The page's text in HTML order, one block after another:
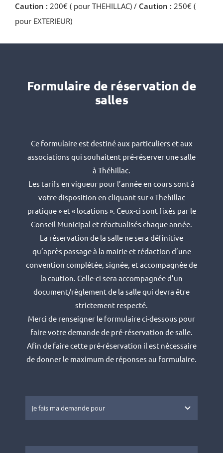
Caution : 200€ ( pour THEHILLAC) / Caution : 250€ (
pour EXTERIEUR)
Formulaire de réservation de
salles
Ce formulaire est destiné aux particuliers et aux
associations qui souhaitent pré-réserver une salle
à Théhillac.
Les tarifs en vigueur pour l’année en cours sont à
votre disposition en cliquant sur « Thehillac
pratique » et « locations ». Ceux-ci sont fixés par le
Conseil Municipal et réactualisés chaque année.
La réservation de la salle ne sera définitive
qu’après passage à la mairie et rédaction d’une
convention complétée, signée, et accompagnée de
la caution. Celle-ci sera accompagnée d’un
document/règlement de la salle qui devra être
strictement respecté.
Merci de renseigner le formulaire ci-dessous pour
faire votre demande de pré-réservation de salle.
Afin de faire cette pré-réservation il est nécessaire
de donner le maximum de réponses au formulaire.